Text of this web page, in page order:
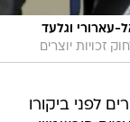
עארורי וגלעד
לפני ביקורו